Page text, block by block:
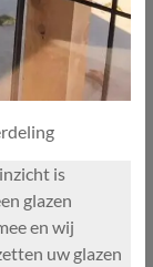
is
glazen
en wij
uw glazen